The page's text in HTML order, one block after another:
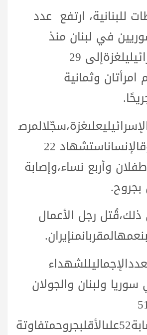
للبنانية، ارتفع عدد
في لبنان منذ
لغزةإلى 29
امرأتان وثمانية
علىغزة،سجّلالمرص
الإنساناستشهاد 22
طفلان وأربع نساء،وإصابة
بجروح.
ذلك،قُتل رجل الأعمال
عمهالمقربانمنإيران.
الإجماليللشهداء
سوريا ولبنان والجولان
52علىالأقلبجروحمتفاوتة